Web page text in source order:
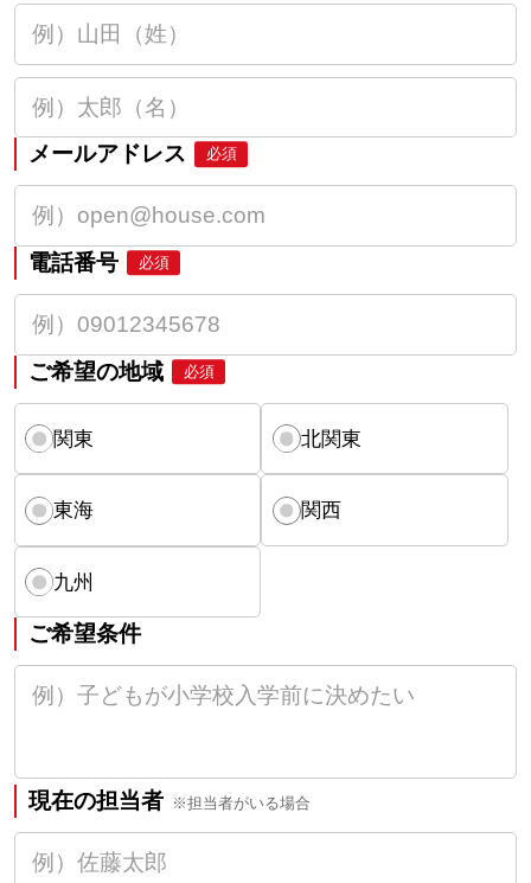
メールアドレス 必須
電話番号 必須
ご希望の地域 必須
関東 北関東
東海 関西
九州
ご希望条件
現在の担当者 ※担当者がいる場合